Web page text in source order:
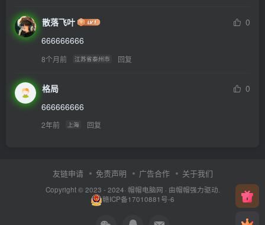
散落飞叶
0
666666666
8个月前 江苏省泰州市 回复
格局
0
666666666
2年前 上海 回复
友链申请 免责声明 广告合作 关于我们
Copyright © 2023 - 2024· 帽帽电脑网 · 由帽帽强力驱动.
赣ICP备17010881号-6